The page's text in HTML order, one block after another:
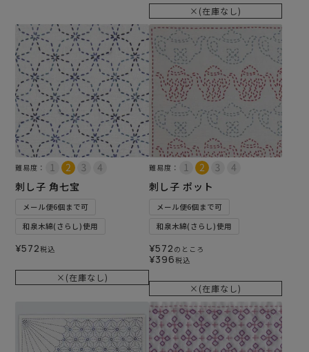
×(在庫なし)
難易度：
刺し子 角七宝
メール便6個まで可
和泉木綿(さらし)使用
¥572税込
×(在庫なし)
難易度：
刺し子 ポット
メール便6個まで可
和泉木綿(さらし)使用
¥572 のところ
¥396税込
×(在庫なし)